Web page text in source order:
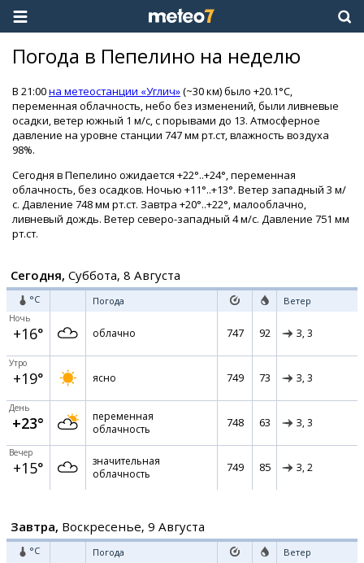
Погода в Пепелино на неделю
В 21:00на метеостанции «Углич»(~30 км) было +20.1°C,
переменная облачность, небо без изменений, были ливневые
осадки, ветер южный 1 м/с, с порывами до 13. Атмосферное
давление на уровне станции 747 мм рт.ст, влажность воздуха
98%.
Сегодня в Пепелино ожидается +22°..+24°, переменная
облачность, без осадков. Ночью +11°..+13°. Ветер западный 3 м/
с. Давление 748 мм рт.ст. Завтра +20°..+22°, малооблачно,
ливневый дождь. Ветер северо-западный 4 м/с. Давление 751 мм
рт.ст.
Сегодня, Суббота, 8 Августа
°C Погода Ветер
Ночь
+16° облачно 747 92 З, 3
Утро
+19° ясно 749 73 З, 3
День
+23°
переменная
облачность
748 63 З, 3
Вечер
+15°
значительная
облачность
749 85 З, 2
Завтра, Воскресенье, 9 Августа
°C Погода Ветер